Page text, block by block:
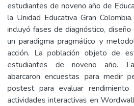
estudiantes de noveno año de
la Unidad Educativa Gran
incluyó fases de diagnóstico,
un paradigma pragmático y
acción. La población objeto de
estudiantes de noveno año.
abarcaron encuestas para medir
postest para evaluar rendimiento
actividades interactivas en